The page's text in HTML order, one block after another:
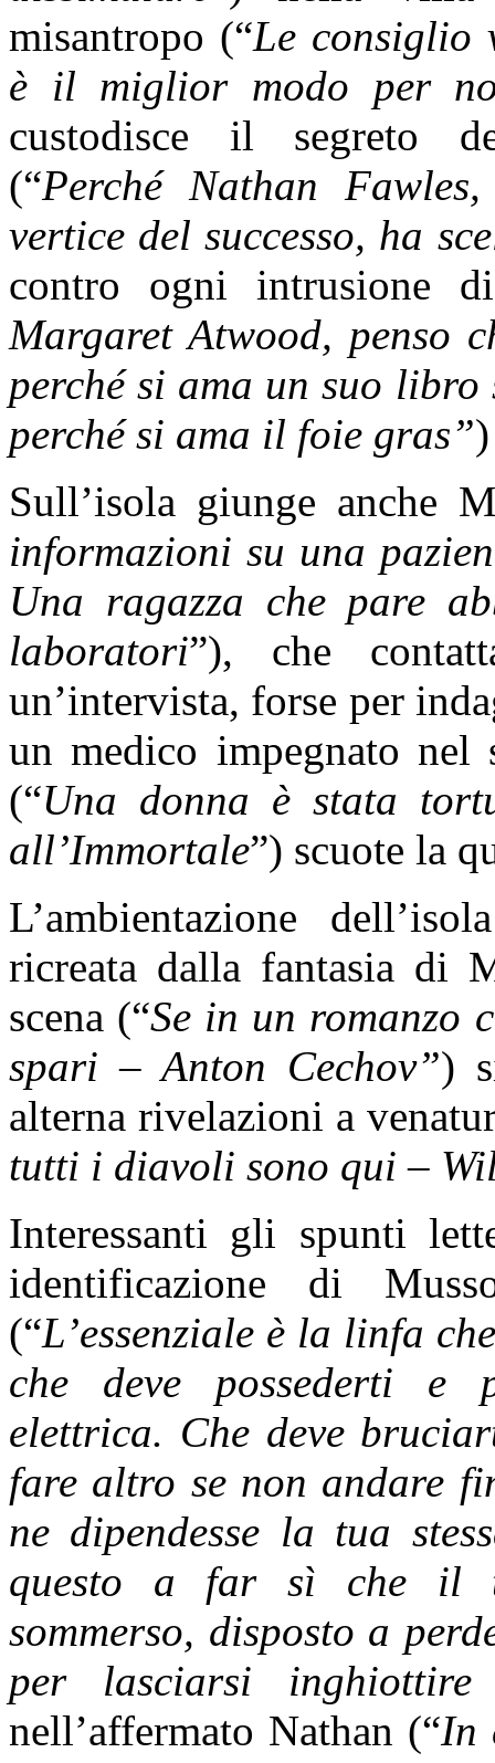
misantropo (“Le consiglio
è il miglior modo per
custodisce il segreto
(“Perché Nathan
vertice del successo, ha
contro ogni intrusione
Margaret Atwood, penso
perché si ama un suo
perché si ama il foie gras”
Sull’isola giunge anche
informazioni su una
Una ragazza che pare
laboratori”), che
un’intervista, forse per
un medico impegnato
(“Una donna è stata
all’Immortale”) scuote la
L’ambientazione
ricreata dalla fantasia di
scena (“Se in un romanzo
spari – Anton Cechov”)
alterna rivelazioni a
tutti i diavoli sono qui –
Interessanti gli spunti
identificazione di
(“L’essenziale è la linfa
che deve possederti e
elettrica. Che deve
fare altro se non andare
ne dipendesse la tua
questo a far sì che il
sommerso, disposto a
per lasciarsi
nell’affermato Nathan (“In